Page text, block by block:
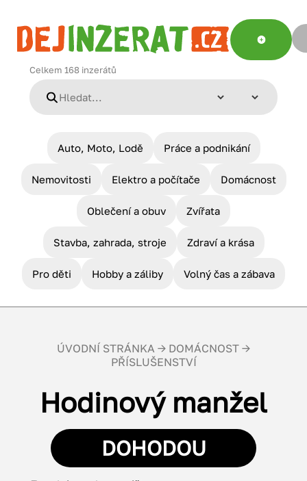
Celkem 168 inzerátů
Auto, Moto, Lodě Práce a podnikání
Nemovitosti Elektro a počítače Domácnost
Oblečení a obuv Zvířata
Stavba, zahrada, stroje Zdraví a krása
Pro děti Hobby a záliby Volný čas a zábava
ÚVODNÍ STRÁNKA → DOMÁCNOST →
PŘÍSLUŠENSTVÍ
Hodinový manžel
DOHODOU